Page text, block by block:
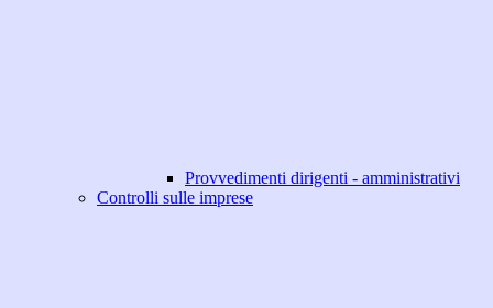
Provvedimenti dirigenti - amministrativi
Controlli sulle imprese